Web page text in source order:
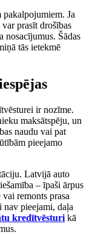
Ja
prasīt drošības
nosacījumus. Šādas
tās ietekmē
ir nozīme.
maksātspēju, un
naudu vai pat
pieejamo
Latvijā auto
– īpaši ārpus
remonts prasa
pieejami, daļa
kredītvēsturi kā